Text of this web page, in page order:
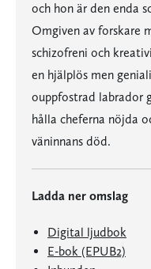
och hon är den enda
Omgiven av forskare
schizofreni och
en hjälplös men
ouppfostrad labrador
hålla cheferna nöjda
väninnans död.
Ladda ner omslag
Digital ljudbok
E-bok (EPUB2)